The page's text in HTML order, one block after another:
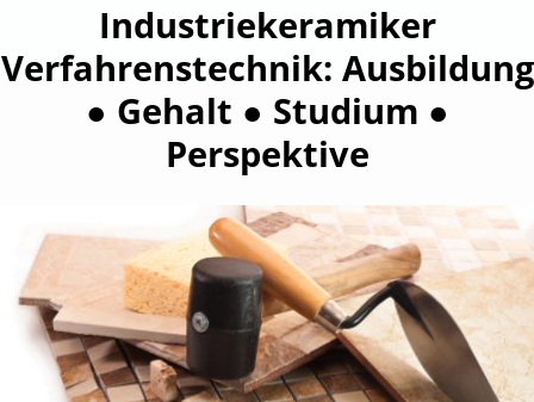
Industriekeramiker
Verfahrenstechnik: Ausbildung
● Gehalt ● Studium ●
Perspektive